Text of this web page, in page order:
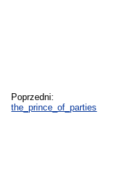
Poprzedni:
the_prince_of_parties